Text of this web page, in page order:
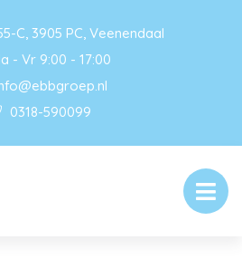
C, 3905 PC, Veenendaal
- Vr 9:00 - 17:00
0318-590099